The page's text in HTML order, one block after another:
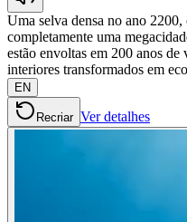
Uma selva densa no ano 2200,
completamente uma
estão envoltas em 200 anos de
interiores transformados em
EN
Recriar Ver detalhes